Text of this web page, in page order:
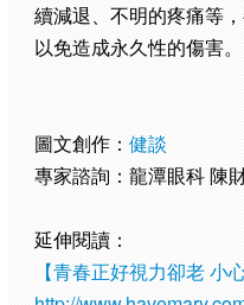
續減退、不明的疼痛等
以免造成永久性的傷害。
圖文創作： 健談
專家諮詢：龍潭眼科 陳
延伸閱讀：
【青春正好視力卻老 小